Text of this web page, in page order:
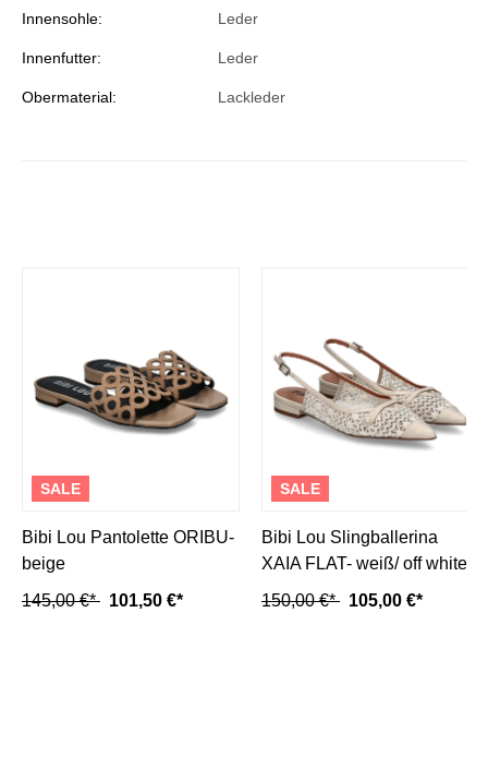
Innensohle: Leder
Innenfutter: Leder
Obermaterial: Lackleder
SALE
Bibi Lou Pantolette ORIBU-
beige
145,00 €* 101,50 €*
SALE
Bibi Lou Slingballerina
XAIA FLAT- weiß/ off white
150,00 €* 105,00 €*